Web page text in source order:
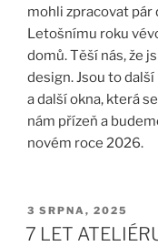
mohli zpracovat
Letošnímu roku
domů. Těší nás, že
design. Jsou to
a další okna, která
nám přízeň a
novém roce 2026.
PUBLIKOVÁNO
3 SRPNA, 2025
7 LET